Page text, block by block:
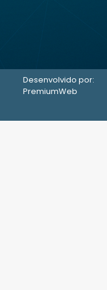
Desenvolvido por:
PremiumWeb